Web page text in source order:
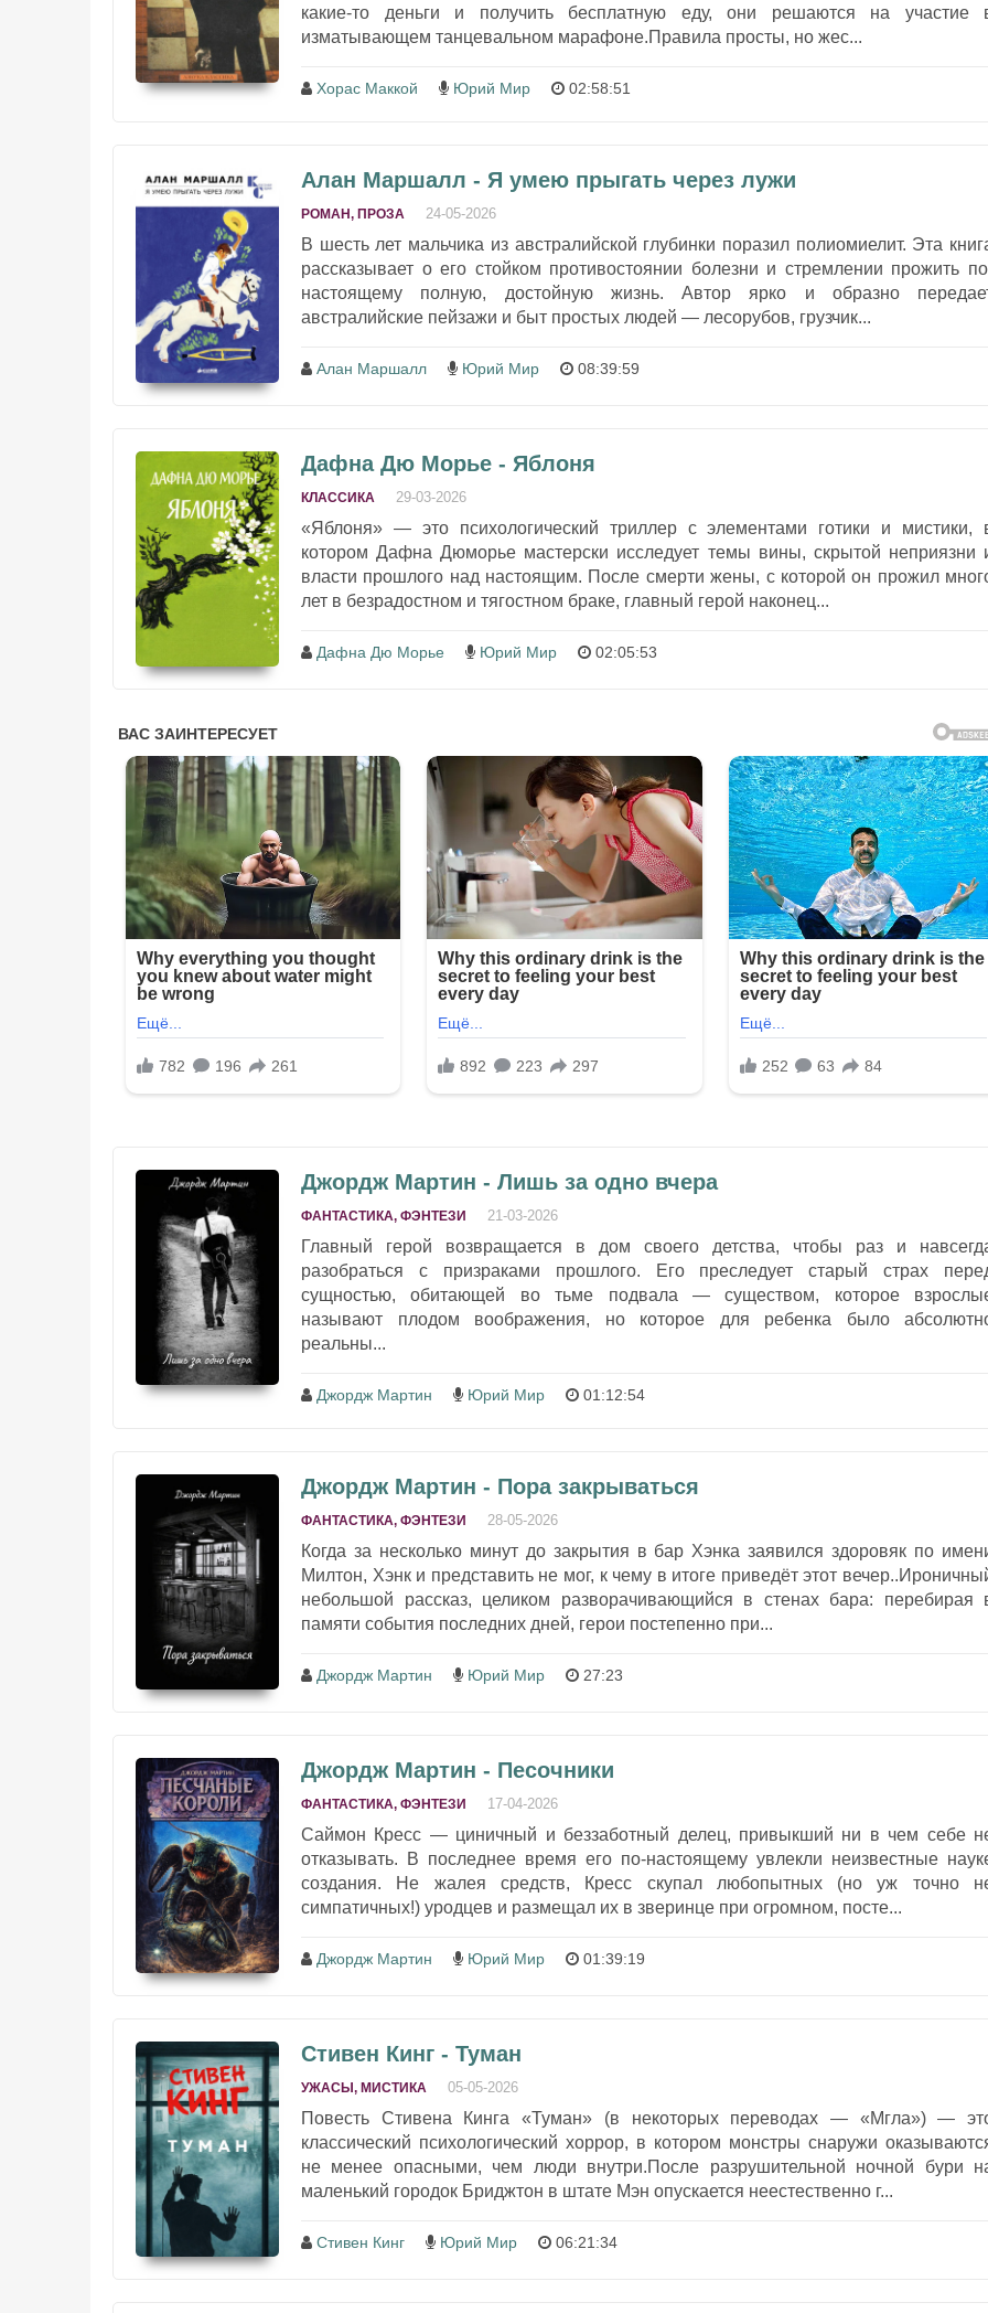
какие-то деньги и получить бесплатную еду, они решаются на участие
изматывающем танцевальном марафоне.Правила просты, но жес...
Хорас Маккой Юрий Мир 02:58:51
Алан Маршалл - Я умею прыгать через лужи
РОМАН, ПРОЗА 24-05-2026
В шесть лет мальчика из австралийской глубинки поразил полиомиелит. Эта
рассказывает о его стойком противостоянии болезни и стремлении прожить
настоящему полную, достойную жизнь. Автор ярко и образно
австралийские пейзажи и быт простых людей — лесорубов, грузчик...
Алан Маршалл Юрий Мир 08:39:59
Дафна Дю Морье - Яблоня
КЛАССИКА 29-03-2026
«Яблоня» — это психологический триллер с элементами готики и мистики,
котором Дафна Дюморье мастерски исследует темы вины, скрытой неприязни
власти прошлого над настоящим. После смерти жены, с которой он прожил
лет в безрадостном и тягостном браке, главный герой наконец...
Дафна Дю Морье Юрий Мир 02:05:53
Джордж Мартин - Лишь за одно вчера
ФАНТАСТИКА, ФЭНТЕЗИ 21-03-2026
Главный герой возвращается в дом своего детства, чтобы раз и
разобраться с призраками прошлого. Его преследует старый страх
сущностью, обитающей во тьме подвала — существом, которое
называют плодом воображения, но которое для ребенка было
реальны...
Джордж Мартин Юрий Мир 01:12:54
Джордж Мартин - Пора закрываться
ФАНТАСТИКА, ФЭНТЕЗИ 28-05-2026
Когда за несколько минут до закрытия в бар Хэнка заявился здоровяк по
Милтон, Хэнк и представить не мог, к чему в итоге приведёт этот
небольшой рассказ, целиком разворачивающийся в стенах бара: перебирая
памяти события последних дней, герои постепенно при...
Джордж Мартин Юрий Мир 27:23
Джордж Мартин - Песочники
ФАНТАСТИКА, ФЭНТЕЗИ 17-04-2026
Саймон Кресс — циничный и беззаботный делец, привыкший ни в чем себе
отказывать. В последнее время его по-настоящему увлекли неизвестные
создания. Не жалея средств, Кресс скупал любопытных (но уж точно
симпатичных!) уродцев и размещал их в зверинце при огромном, посте...
Джордж Мартин Юрий Мир 01:39:19
Стивен Кинг - Туман
УЖАСЫ, МИСТИКА 05-05-2026
Повесть Стивена Кинга «Туман» (в некоторых переводах — «Мгла») —
классический психологический хоррор, в котором монстры снаружи
не менее опасными, чем люди внутри.После разрушительной ночной бури
маленький городок Бриджтон в штате Мэн опускается неестественно г...
Стивен Кинг Юрий Мир 06:21:34